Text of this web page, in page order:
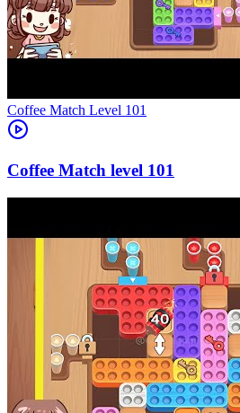
Level 101
101